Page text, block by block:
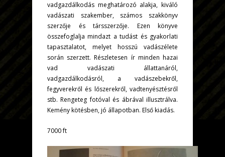
vadgazdálkodás meghatározó alakja, kiváló
vadászati szakember, számos szakkönyv
szerzője és társszerzője. Ezen könyve
összefoglalja mindazt a tudást és gyakorlati
tapasztalatot, melyet hosszú vadászélete
során szerzett. Részletesen ír minden hazai
vad vadászati állattanáról,
vadgazdálkodásról, a vadászebekről,
fegyverekről és lőszerekről, vadtenyésztésről
stb. Rengeteg fotóval és ábrával illusztrálva.
Kemény kötésben, jó állapotban. Első kiadás.
7000 ft